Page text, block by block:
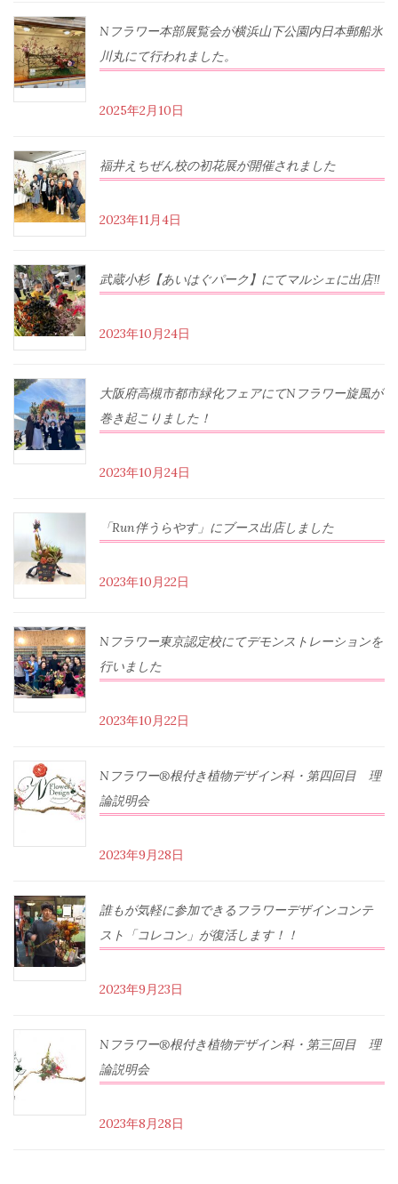
Nフラワー本部展覧会が横浜山下公園内日本郵船氷
川丸にて行われました。
2025年2月10日
福井えちぜん校の初花展が開催されました
2023年11月4日
武蔵小杉【あいはぐパーク】にてマルシェに出店‼︎
2023年10月24日
大阪府高槻市都市緑化フェアにてNフラワー旋風が
巻き起こりました！
2023年10月24日
「Run伴うらやす」にブース出店しました
2023年10月22日
Nフラワー東京認定校にてデモンストレーションを
行いました
2023年10月22日
Nフラワー®根付き植物デザイン科・第四回目 理
論説明会
2023年9月28日
誰もが気軽に参加できるフラワーデザインコンテ
スト「コレコン」が復活します！！
2023年9月23日
Nフラワー®根付き植物デザイン科・第三回目 理
論説明会
2023年8月28日